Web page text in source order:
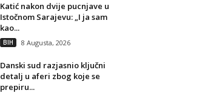
Katić nakon dvije pucnjave u
Istočnom Sarajevu: „I ja sam
kao...
BIH 8 Augusta, 2026
Danski sud razjasnio ključni
detalj u aferi zbog koje se
prepiru...